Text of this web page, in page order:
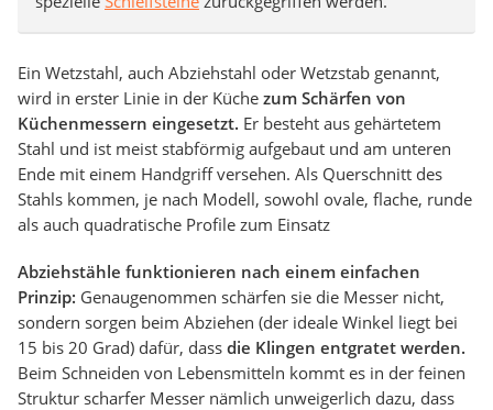
Ein Wetzstahl, auch Abziehstahl oder Wetzstab genannt,
wird in erster Linie in der Küche zum Schärfen von
Küchenmessern eingesetzt. Er besteht aus gehärtetem
Stahl und ist meist stabförmig aufgebaut und am unteren
Ende mit einem Handgriff versehen. Als Querschnitt des
Stahls kommen, je nach Modell, sowohl ovale, flache, runde
als auch quadratische Profile zum Einsatz
Abziehstähle funktionieren nach einem einfachen
Prinzip: Genaugenommen schärfen sie die Messer nicht,
sondern sorgen beim Abziehen (der ideale Winkel liegt bei
15 bis 20 Grad) dafür, dass die Klingen entgratet werden.
Beim Schneiden von Lebensmitteln kommt es in der feinen
Struktur scharfer Messer nämlich unweigerlich dazu, dass